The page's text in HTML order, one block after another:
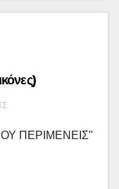
ΠΕΡΙΜΕΝΕΙΣ"